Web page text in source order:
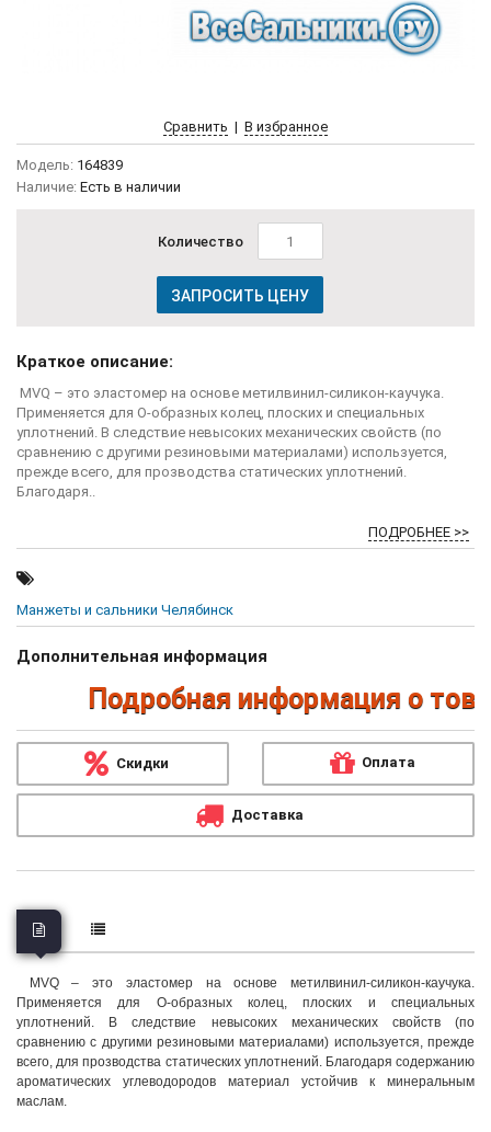
Сравнить | В избранное
Модель: 164839
Наличие: Есть в наличии
Количество
ЗАПРОСИТЬ ЦЕНУ
Краткое описание:
MVQ – это эластомер на основе метилвинил-силикон-каучука.
Применяется для О-образных колец, плоских и специальных
уплотнений. В следствие невысоких механических свойств (по
сравнению с другими резиновыми материалами) используется,
прежде всего, для прозводства статических уплотнений.
Благодаря..
ПОДРОБНЕЕ >>
Манжеты и сальники Челябинск
Дополнительная информация
Подробная информация о
Скидки Оплата
Доставка
MVQ – это эластомер на основе метилвинил-силикон-каучука.
Применяется для О-образных колец, плоских и специальных
уплотнений. В следствие невысоких механических свойств (по
сравнению с другими резиновыми материалами) используется, прежде
всего, для прозводства статических уплотнений. Благодаря содержанию
ароматических углеводородов материал устойчив к минеральным
маслам.